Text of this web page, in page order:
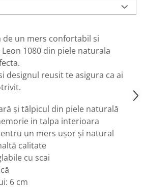
de un mers confortabil si
1080 din piele naturala
designul reusit te asigura ca ai
şi tălpicul din piele naturală
in talpa interioara
un mers uşor şi natural
calitate
cu scai
6 cm